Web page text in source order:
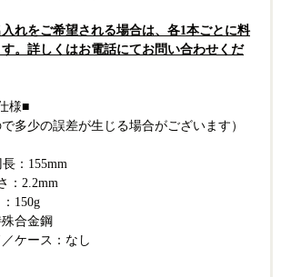
れをご希望される場合は、各1本ごとに料
。詳しくはお電話にてお問い合わせくだ
様■
多少の誤差が生じる場合がございます）
：155mm
：2.2mm
150g
合金鋼
ケース：なし